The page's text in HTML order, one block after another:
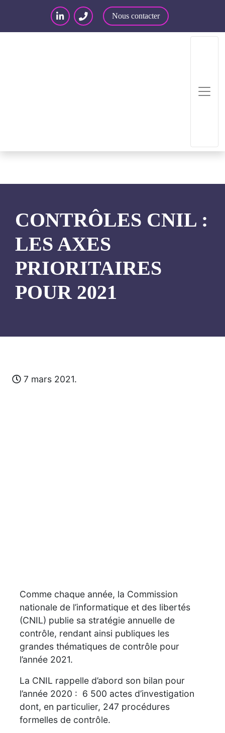
Nous contacter
CONTRÔLES CNIL :
LES AXES
PRIORITAIRES
POUR 2021
7 mars 2021.
Comme chaque année, la Commission
nationale de l’informatique et des libertés
(CNIL) publie sa stratégie annuelle de
contrôle, rendant ainsi publiques les
grandes thématiques de contrôle pour
l’année 2021.
La CNIL rappelle d’abord son bilan pour
l’année 2020 : 6 500 actes d’investigation
dont, en particulier, 247 procédures
formelles de contrôle.